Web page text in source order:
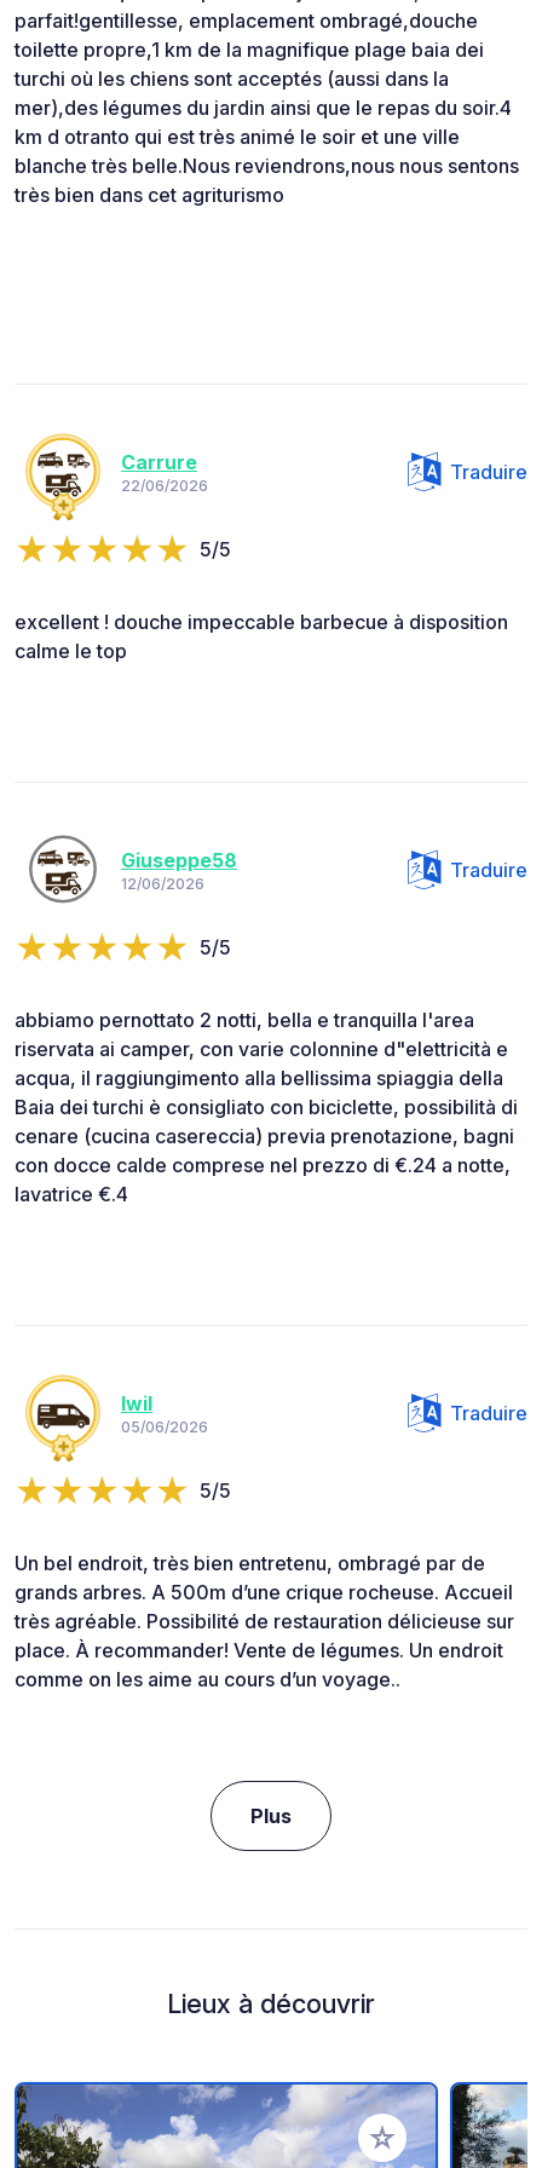
parfait!gentillesse, emplacement ombragé,douche
toilette propre,1 km de la magnifique plage baia dei
turchi où les chiens sont acceptés (aussi dans la
mer),des légumes du jardin ainsi que le repas du soir.4
km d otranto qui est très animé le soir et une ville
blanche très belle.Nous reviendrons,nous nous sentons
très bien dans cet agriturismo
Carrure
22/06/2026
Traduire
5/5
excellent ! douche impeccable barbecue à disposition
calme le top
Giuseppe58
12/06/2026
Traduire
5/5
abbiamo pernottato 2 notti, bella e tranquilla l'area
riservata ai camper, con varie colonnine d"elettricità e
acqua, il raggiungimento alla bellissima spiaggia della
Baia dei turchi è consigliato con biciclette, possibilità di
cenare (cucina casereccia) previa prenotazione, bagni
con docce calde comprese nel prezzo di €.24 a notte,
lavatrice €.4
Iwil
05/06/2026
Traduire
5/5
Un bel endroit, très bien entretenu, ombragé par de
grands arbres. A 500m d’une crique rocheuse. Accueil
très agréable. Possibilité de restauration délicieuse sur
place. À recommander! Vente de légumes. Un endroit
comme on les aime au cours d’un voyage..
Plus
Lieux à découvrir